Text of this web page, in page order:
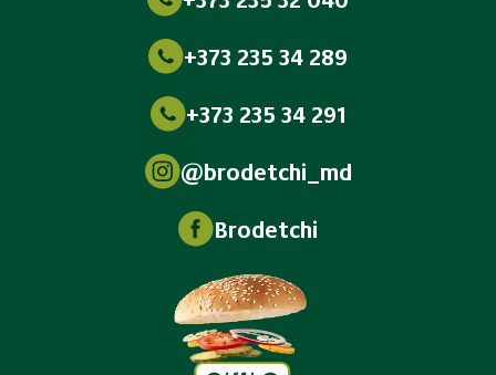
+373 235 34 289
+373 235 34 291
@brodetchi_md
Brodetchi